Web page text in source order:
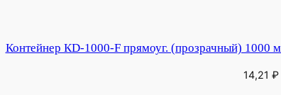
Контейнер КD-1000-F прямоуг. (прозрачный)
14,21 ₽